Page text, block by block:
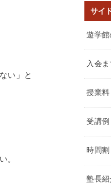
い」と
。
サイ
遊学
入会
授業料
受講例
時間割
塾長紹